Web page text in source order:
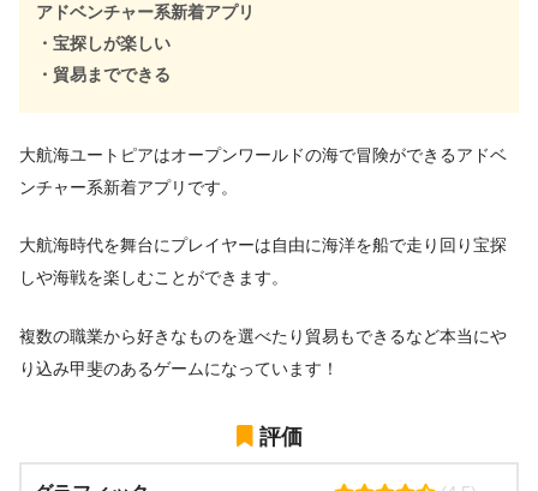
アドベンチャー系新着アプリ
・宝探しが楽しい
・貿易までできる
大航海ユートピアはオープンワールドの海で冒険ができるアドベ
ンチャー系新着アプリです。
大航海時代を舞台にプレイヤーは自由に海洋を船で走り回り宝探
しや海戦を楽しむことができます。
複数の職業から好きなものを選べたり貿易もできるなど本当にや
り込み甲斐のあるゲームになっています！
評価